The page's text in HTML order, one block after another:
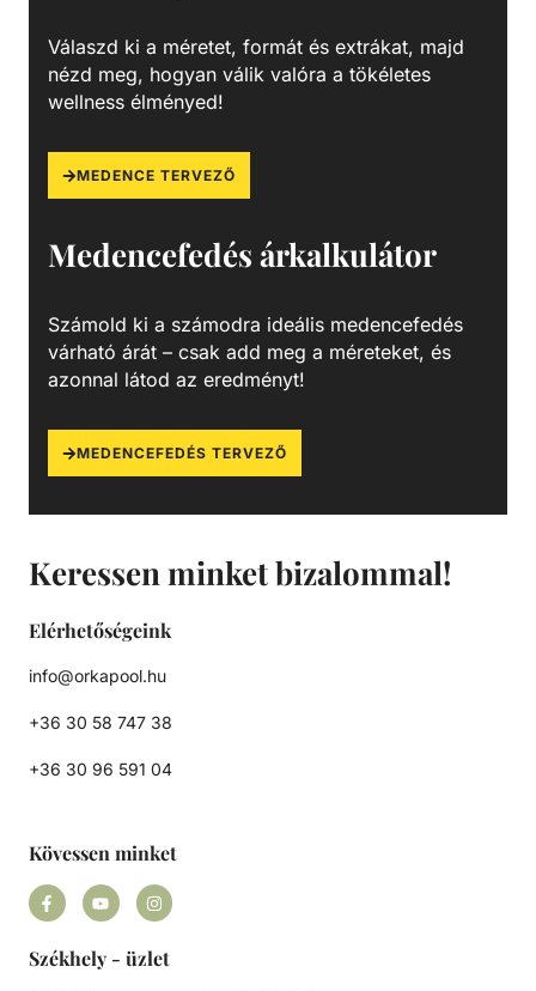
Keressen minket bizalommal!
Elérhetőségeink
info@orkapool.hu
+36 30 58 747 38
+36 30 96 591 04
Kövessen minket
Székhely - üzlet
Válaszd ki a méretet, formát és extrákat, majd
nézd meg, hogyan válik valóra a tökéletes
wellness élményed!
MEDENCE TERVEZŐ
Medencefedés árkalkulátor
Számold ki a számodra ideális medencefedés
várható árát – csak add meg a méreteket, és
azonnal látod az eredményt!
MEDENCEFEDÉS TERVEZŐ